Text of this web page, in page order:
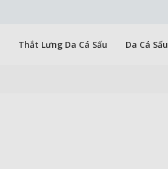
Thắt Lưng Da Cá Sấu Da Cá Sấu